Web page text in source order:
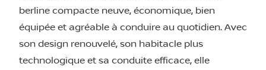
berline compacte neuve, économique, bien
équipée et agréable à conduire au quotidien. Avec
son design renouvelé, son habitacle plus
technologique et sa conduite efficace, elle